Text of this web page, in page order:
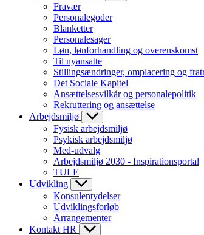
Fravær
Personalegoder
Blanketter
Personalesager
Løn, lønforhandling og overenskomst
Til nyansatte
Stillingsændringer, omplacering og
Det Sociale Kapitel
Ansættelsesvilkår og personalepolitik
Rekruttering og ansættelse
Arbejdsmiljø
Fysisk arbejdsmiljø
Psykisk arbejdsmiljø
Med-udvalg
Arbejdsmiljø 2030 - Inspirationsportal
TULE
Udvikling
Konsulentydelser
Udviklingsforløb
Arrangementer
Kontakt HR